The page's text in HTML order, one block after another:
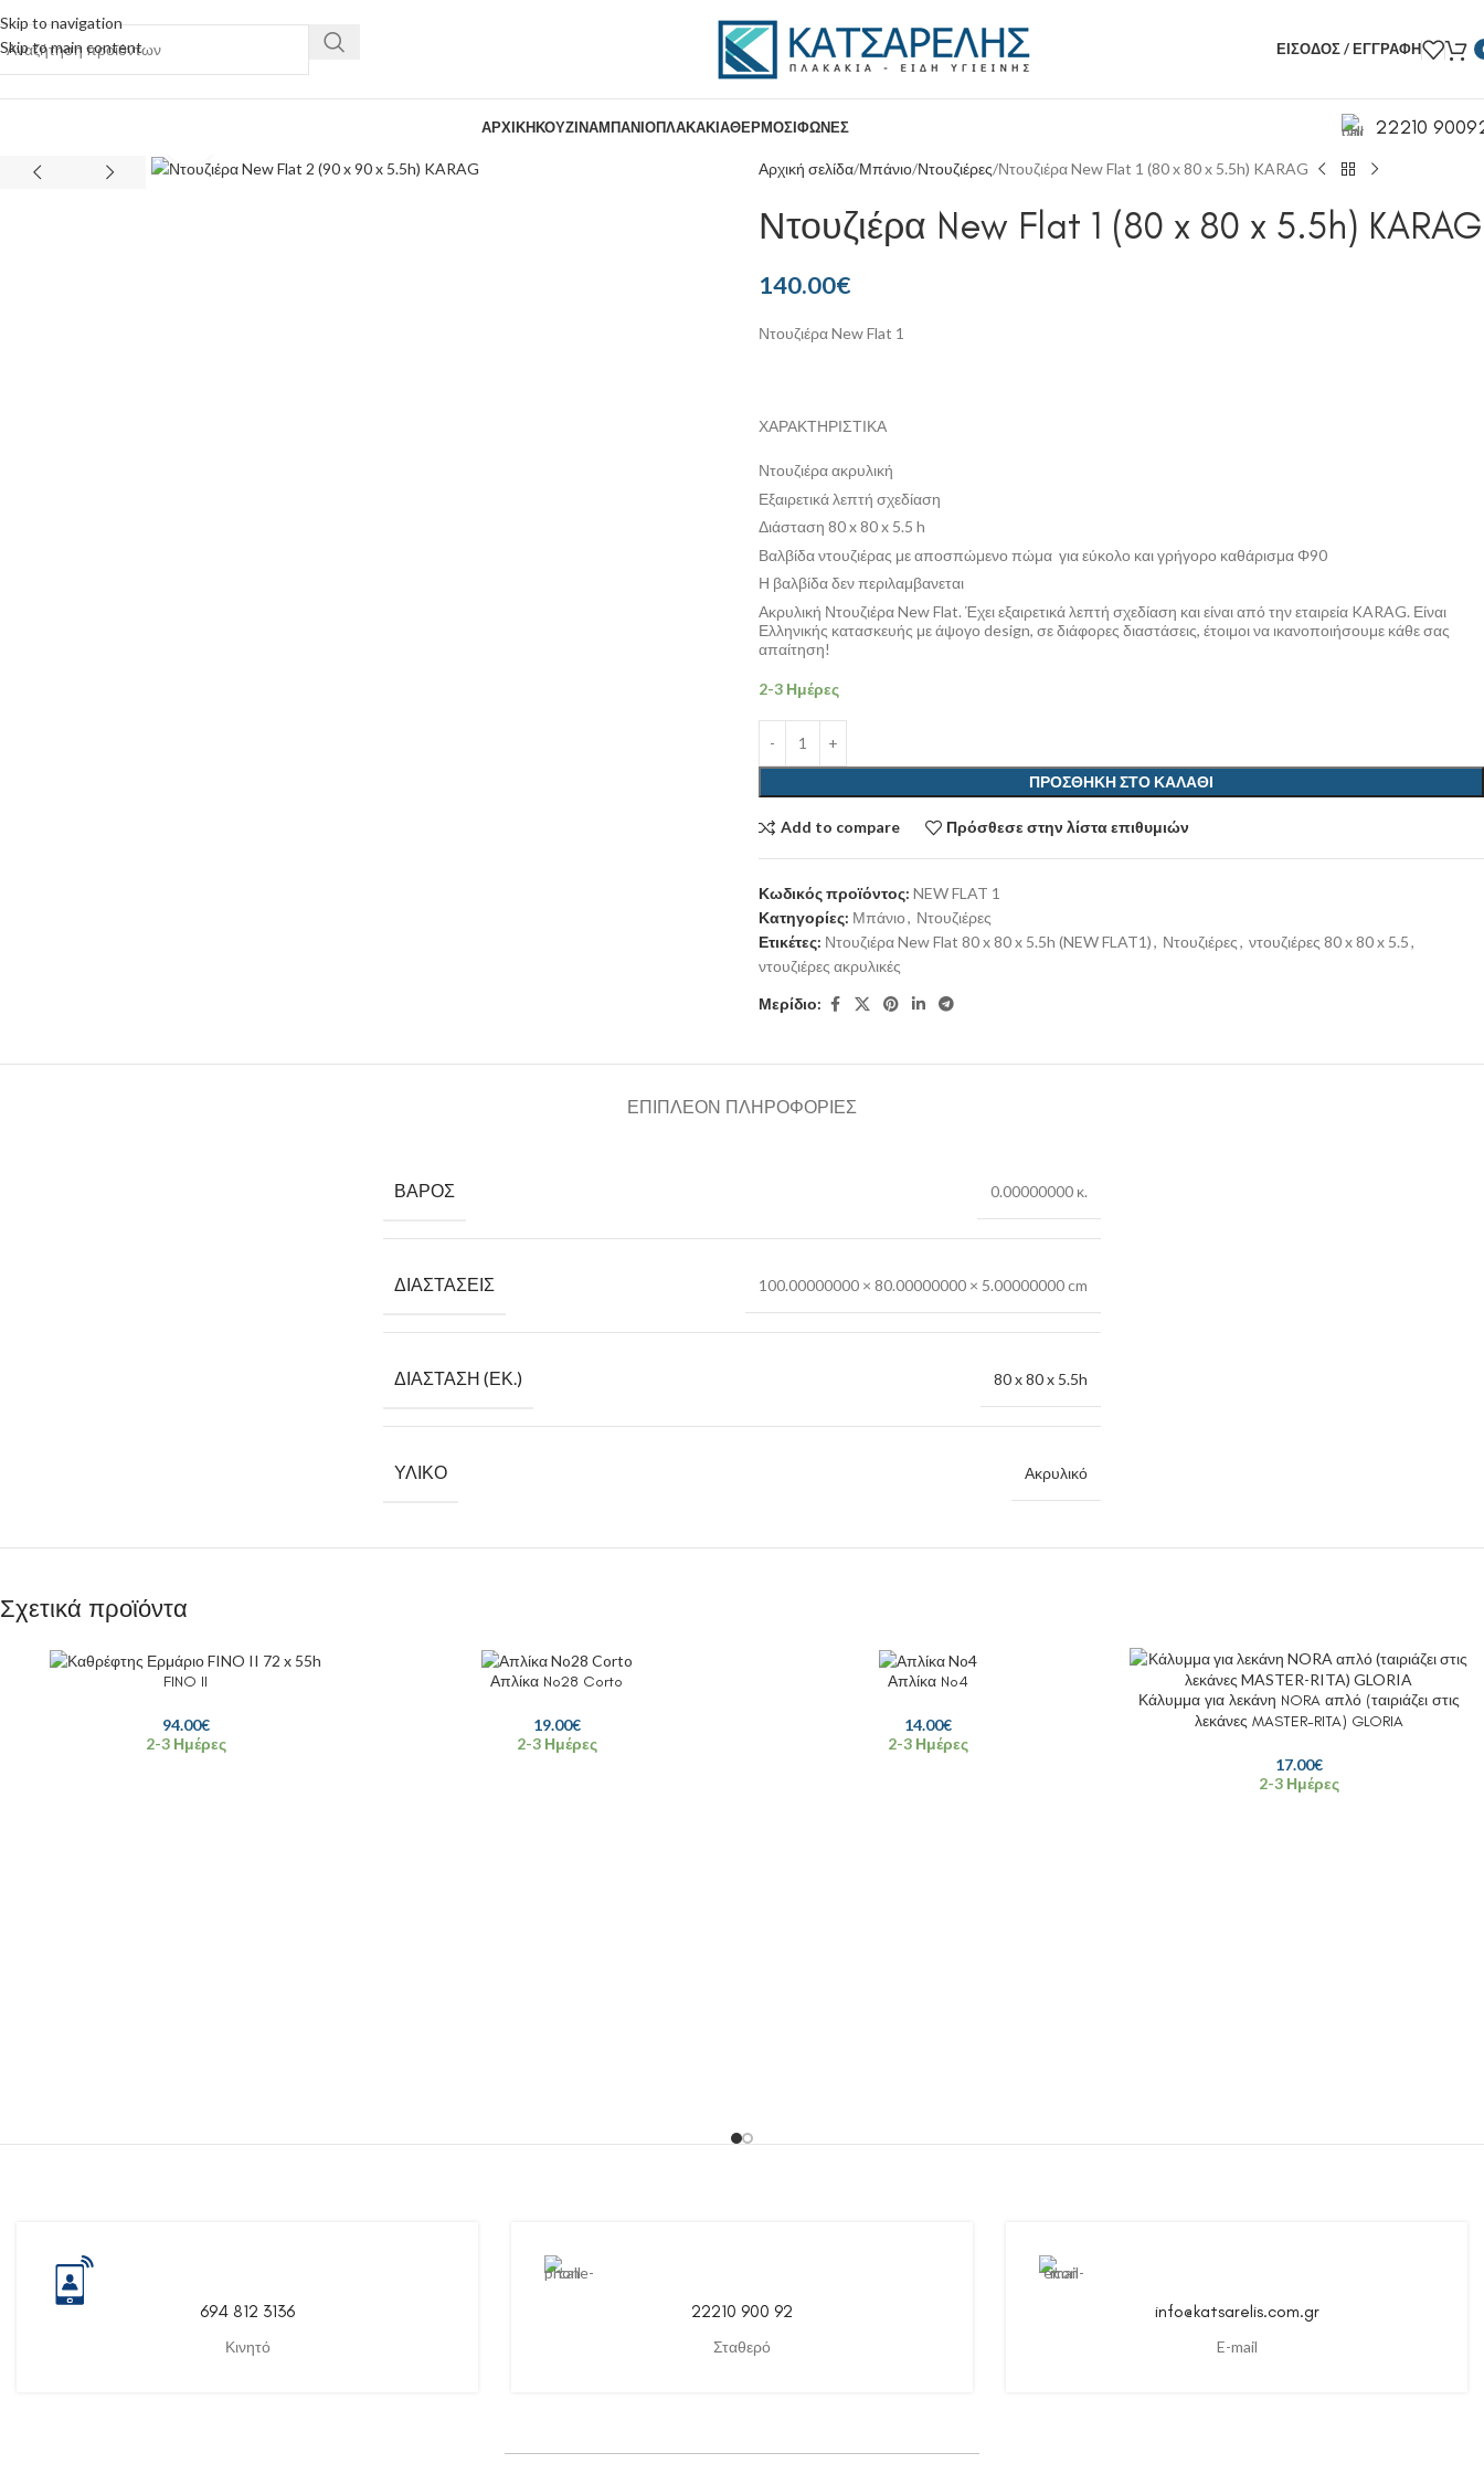
Skip to navigation
Skip to main content
ΕΊΣΟΔΟΣ / ΕΓΓΡΑΦΉ
ΑΡΧΙΚΉΚΟΥΖΊΝΑΜΠΆΝΙΟΠΛΑΚΆΚΙΑΘΕΡΜΟΣΊΦΩΝΕΣ 22210
Αρχική σελίδα Μπάνιο Ντουζιέρες Ντουζιέρα New Flat 1 (80 x 80 x 5.5h) KARAG
Ντουζιέρα New Flat 1 (80 x 80 x 5.5h) KARAG
140.00€
Ντουζιέρα New Flat 1
ΧΑΡΑΚΤΗΡΙΣΤΙΚΑ
Ντουζιέρα ακρυλική
Εξαιρετικά λεπτή σχεδίαση
Διάσταση 80 x 80x 5.5 h
Βαλβίδα ντουζιέρας με αποσπώμενο πώμα για εύκολο και γρήγορο καθάρισμα Φ90
Η βαλβίδα δεν περιλαμβανεται
Ακρυλική Ντουζιέρα New Flat. Έχει εξαιρετικά λεπτή σχεδίαση και είναι από την εταιρεία KARAG. Είναι
Ελληνικής κατασκευής με άψογο design, σε διάφορες διαστάσεις, έτοιμοι να ικανοποιήσουμε κάθε σας
απαίτηση!
2-3 Ημέρες
ΠΡΟΣΘΉΚΗ ΣΤΟ ΚΑΛΆΘΙ
Add to compare Πρόσθεσε στην λίστα επιθυμιών
Κωδικός προϊόντος: NEW FLAT 1
Κατηγορίες: Μπάνιο, Ντουζιέρες
Ετικέτες: Ντουζιέρα New Flat 80 x 80 x 5.5h (NEW FLAT1), Ντουζιέρες, ντουζιέρες 80 x 80 x 5.5,
ντουζιέρες ακρυλικές
Μερίδιο:
ΕΠΙΠΛΈΟΝ ΠΛΗΡΟΦΟΡΊΕΣ
ΒΆΡΟΣ 0.00000000 κ.
ΔΙΑΣΤΆΣΕΙΣ 100.00000000 × 80.00000000 × 5.00000000 cm
ΔΙΆΣΤΑΣΗ (ΕΚ.) 80 x 80 x 5.5h
ΥΛΙΚΌ Ακρυλικό
Σχετικά προϊόντα
FINO II
94.00€
2-3 Ημέρες
Απλίκα No28 Corto
19.00€
2-3 Ημέρες
Απλίκα No4
14.00€
2-3 Ημέρες
Κάλυμμα για λεκάνη NORA απλό (ταιριάζει στις
λεκάνες MASTER-RITA) GLORIA
17.00€
2-3 Ημέρες
694 812 3136
Κινητό
22210 900 92
Σταθερό
info@katsarelis.com.gr
E-mail